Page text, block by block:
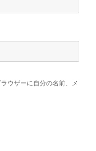
ウザーに自分の名前、メ